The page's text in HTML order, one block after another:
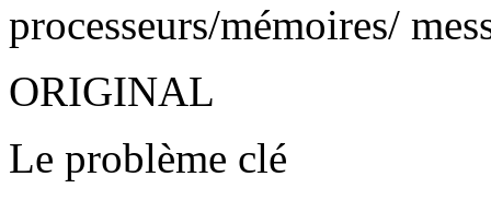
processeurs/mémoires/
ORIGINAL
Le problème clé